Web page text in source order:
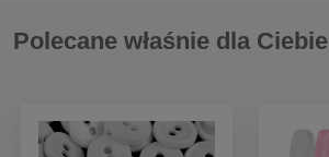
Polecane właśnie dla Ciebie